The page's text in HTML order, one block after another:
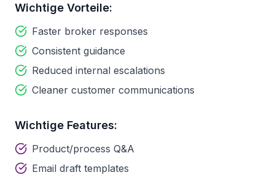
Wichtige Vorteile:
Faster broker responses
Consistent guidance
Reduced internal escalations
Cleaner customer communications
Wichtige Features:
Product/process Q&A
Email draft templates